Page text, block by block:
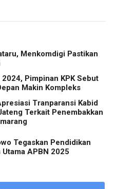
Menkomdigi Pastikan
Pimpinan KPK Sebut
Makin Kompleks
Tranparansi Kabid
Terkait Penembakkan
Tegaskan Pendidikan
APBN 2025